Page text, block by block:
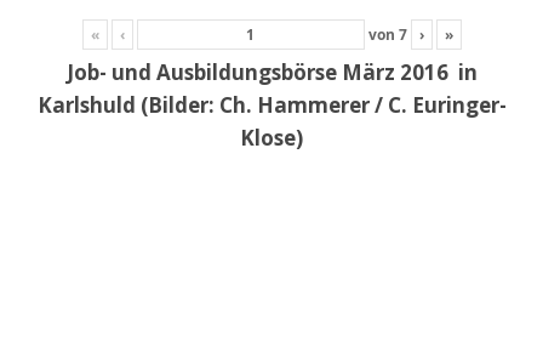
« ‹ von 7 › »
Job- und Ausbildungsbörse März 2016 in
Karlshuld (Bilder: Ch. Hammerer / C. Euringer-
Klose)